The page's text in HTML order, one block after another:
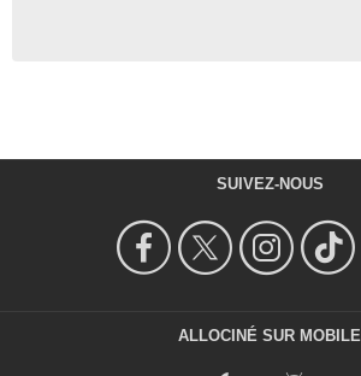
SUIVEZ-NOUS
ALLOCINÉ SUR MOBILE